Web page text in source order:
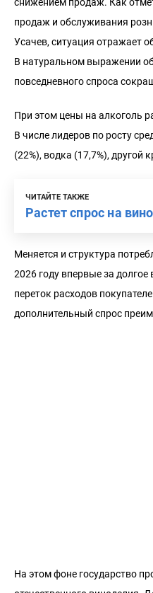
продаж и обслуживания
Усачев, ситуация отражает
В натуральном выражении
повседневного спроса
При этом цены на алкоголь
В числе лидеров по росту
(22%), водка (17,7%), другой
ЧИТАЙТЕ ТАКЖЕ
Растет спрос на
Меняется и структура
2026 году впервые за
переток расходов
дополнительный спрос
На этом фоне государство